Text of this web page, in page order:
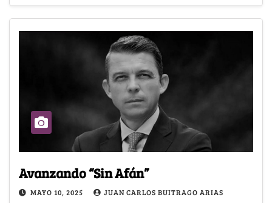
Avanzando “Sin Afán”
MAYO 10, 2025 JUAN CARLOS BUITRAGO ARIAS